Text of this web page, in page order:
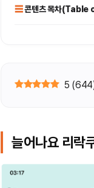
콘텐츠 목차
5 (644
늘어나요 리락